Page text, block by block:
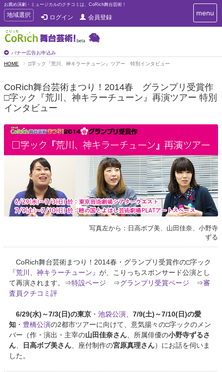
お薦め演劇・ミュージカルのクチコミは、CoRich舞台芸術！
T
o
g
g
e
n
i
g
a
i
地域選択 ログイン 会員登録
バナー広告お申込み
T
o
a
v
i
n
menu
HOME □字ック『荒川、神キラーチューン』ツアー 特別インタビュー
CoRich舞台芸術まつり！2014春 グランプリ受賞作
□字ック『荒川、神キラーチューン』再演ツアー 特別
インタビュー
写真左から：日高ボブ美、山田佳奈、小野寺
ずる
CoRich舞台芸術まつり！2014春・グランプリ受賞作の□字ック
『荒川、神キラーチューン』 が、こりっちスポンサード公演とし
て再演されます。⇒特設ページ ⇒グランプリ受賞ページ ⇒審
査員クチコミ評
6/29(水)～7/3(日)の東京 ・ 池袋公演
7/9(土)～7/10(日)の愛
知 ・ 豊橋公演の2都市ツアーに向けて、意気揚々の□字ックのメン
バー（作・演出・主宰の山田佳奈さん 、所属俳優の小野寺ずるさ
ん
日高ボブ美さん 、座付制作の宮原真理さん）にお話を伺いま
した。